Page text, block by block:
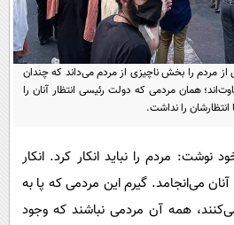
محیط زیست
سفر و تفریح
فناوری و It
علمی
اخبار کریپتو
قرآن
گوناگون
سرگرمی
باشگاه مغز
فیلم
سیاست
عصر ایران 2
داستان کوتاه
پیامک
مردم را بخش ناچیزی از مردم می‌داند که چندان
همان مردمی که دولت رئیسی انتظار آنان را
را نداشت.
نوشت: مردم را نباید انکار کرد. انکار
می‌انجامد. گیرم این مردمی که پا به
همه آن مردمی نباشند که وجود